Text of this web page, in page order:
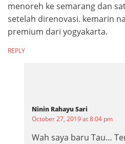
menoreh ke semarang dan
setelah direnovasi. kemarin
premium dari yogyakarta.
REPLY
Ninin Rahayu Sari
October 27, 2019 at 8:04 pm
Wah saya baru Tau…